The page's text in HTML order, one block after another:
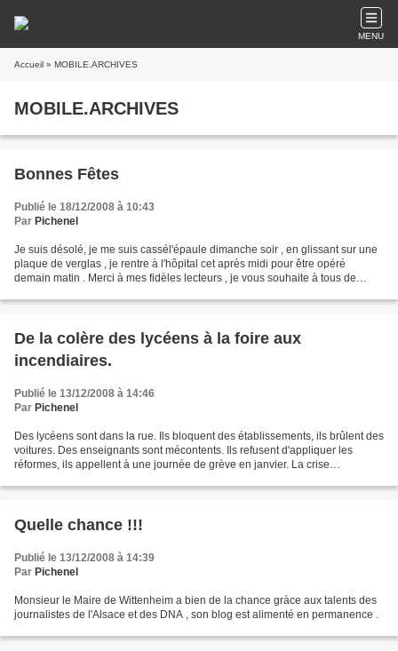
MENU
Accueil » MOBILE.ARCHIVES
MOBILE.ARCHIVES
Bonnes Fêtes
Publié le 18/12/2008 à 10:43
Par Pichenel
Je suis désolé, je me suis cassél'épaule dimanche soir , en glissant sur une
plaque de verglas , je rentre à l'hôpital cet après midi pour être opéré
demain matin . Merci à mes fidèles lecteurs , je vous souhaite à tous de
De la colère des lycéens à la foire aux
incendiaires.
Publié le 13/12/2008 à 14:46
Par Pichenel
Des lycéens sont dans la rue. Ils bloquent des établissements, ils brûlent des
voitures. Des enseignants sont mécontents. Ils refusent d'appliquer les
réformes, ils appellent à une journée de grève en janvier. La crise
Quelle chance !!!
Publié le 13/12/2008 à 14:39
Par Pichenel
Monsieur le Maire de Wittenheim a bien de la chance gràce aux talents des
journalistes de l'Alsace et des DNA , son blog est alimenté en permanence .